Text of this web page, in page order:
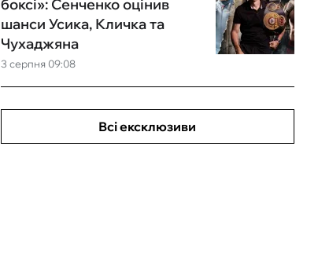
3 серпня 09:08
боксі»: Сенченко оцінив
шанси Усика, Кличка та
Чухаджяна
Всі ексклюзиви